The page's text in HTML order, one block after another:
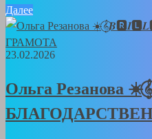
Далее
23.02.2026
Ольга